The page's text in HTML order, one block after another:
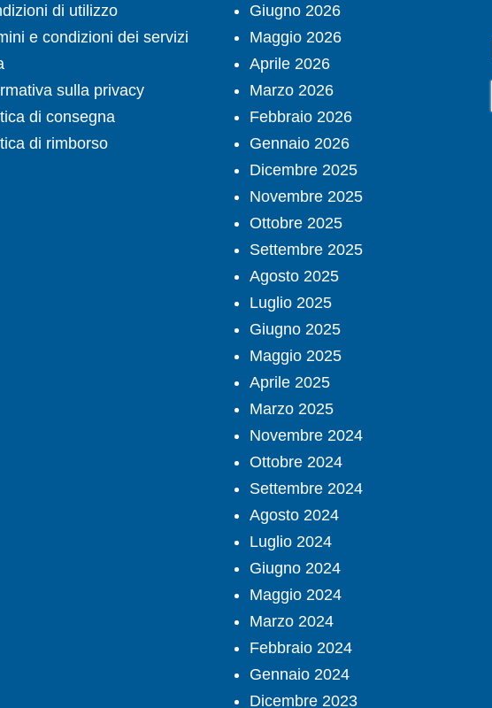
di utilizzo
e condizioni dei servizi
sulla privacy
di consegna
di rimborso
Giugno 2026
Maggio 2026
Aprile 2026
Marzo 2026
Febbraio 2026
Gennaio 2026
Dicembre 2025
Novembre 2025
Ottobre 2025
Settembre 2025
Agosto 2025
Luglio 2025
Giugno 2025
Maggio 2025
Aprile 2025
Marzo 2025
Novembre 2024
Ottobre 2024
Settembre 2024
Agosto 2024
Luglio 2024
Giugno 2024
Maggio 2024
Marzo 2024
Febbraio 2024
Gennaio 2024
Dicembre 2023